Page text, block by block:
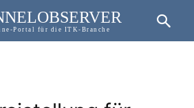
Portal für die ITK-Branche